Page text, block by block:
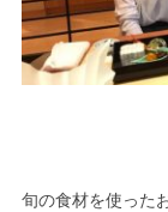
旬の食材を使った